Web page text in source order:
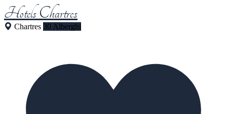
Hotels Chartres
Chartres 30 Alberghi